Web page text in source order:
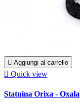
 Aggiungi al carrello
 Quick view
Statuina Orixa - Oxala